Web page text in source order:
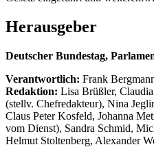
Herausgeber
Deutscher Bundestag,
Verantwortlich: Frank
Redaktion: Lisa Brüßler,
(stellv. Chefredakteur), Nina
Claus Peter Kosfeld, Johanna
vom Dienst), Sandra Schmid,
Helmut Stoltenberg, Alexander